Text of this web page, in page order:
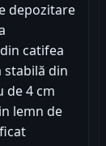
depozitare
catifea
din
de 4 cm
lemn de